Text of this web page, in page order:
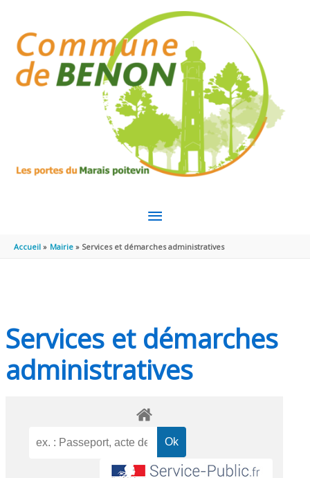
MENU
PRINCIPAL
Accueil Mairie Services et démarches administratives
Services et démarches
administratives